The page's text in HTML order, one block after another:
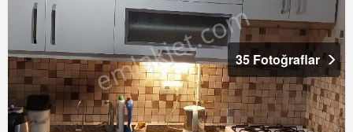
35 Fotoğraflar